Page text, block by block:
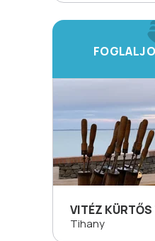
VITÉZ KÜRTŐS
Tihany